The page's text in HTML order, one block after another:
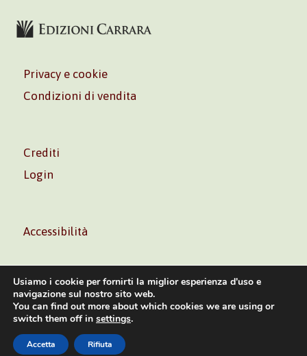
Privacy e cookie
Condizioni di vendita
Crediti
Login
Accessibilità
Volontè & Co. Srl – P.I. 06181480960 –info@volonte-
Usiamo i cookie per fornirti la miglior esperienza d'uso e
navigazione sul nostro sito web.
You can find out more about which cookies we are using or
switch them off in settings.
Accetta Rifiuta